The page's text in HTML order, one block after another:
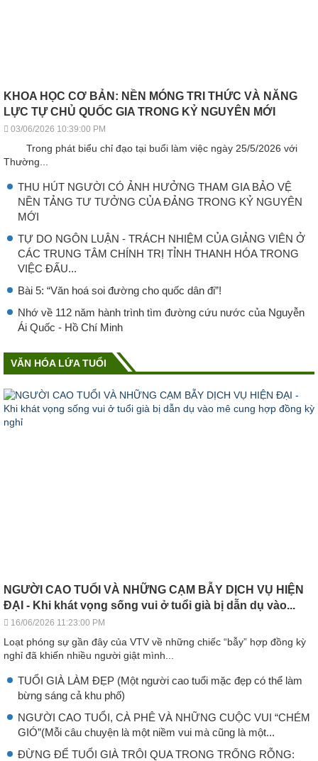
KHOA HỌC CƠ BẢN: NỀN MÓNG TRI THỨC VÀ NĂNG
LỰC TỰ CHỦ QUỐC GIA TRONG KỶ NGUYÊN MỚI
03/06/2026 10:39:00 PM
Trong phát biểu chỉ đạo tại buổi làm việc ngày 25/5/2026 với
Thường...
THU HÚT NGƯỜI CÓ ẢNH HƯỞNG THAM GIA BẢO VỆ
NỀN TẢNG TƯ TƯỞNG CỦA ĐẢNG TRONG KỶ NGUYÊN
MỚI
TỰ DO NGÔN LUẬN - TRÁCH NHIỆM CỦA GIẢNG VIÊN Ở
CÁC TRUNG TÂM CHÍNH TRỊ TỈNH THANH HÓA TRONG
VIỆC ĐẤU...
Bài 5: “Văn hoá soi đường cho quốc dân đi”!
Nhớ về 112 năm hành trình tìm đường cứu nước của Nguyễn
Ái Quốc - Hồ Chí Minh
VĂN HÓA LỨA TUỔI
NGƯỜI CAO TUỔI VÀ NHỮNG CẠM BẪY DỊCH VỤ HIỆN
ĐẠI - Khi khát vọng sống vui ở tuổi già bị dẫn dụ vào...
16/06/2026 11:23:00 PM
Loạt phóng sự gần đây của VTV về những chiếc “bẫy” hợp đồng kỳ
nghỉ đã khiến nhiều người giật mình...
TUỔI GIÀ LÀM ĐẸP (Một người cao tuổi mặc đẹp có thể làm
bừng sáng cả khu phố)
NGƯỜI CAO TUỔI, CÀ PHÊ VÀ NHỮNG CUỘC VUI “CHÉM
GIÓ”(Mỗi câu chuyện là một niềm vui mà cũng là một...
ĐỪNG ĐỂ TUỔI GIÀ TRÔI QUA TRONG TRỐNG RỖNG: